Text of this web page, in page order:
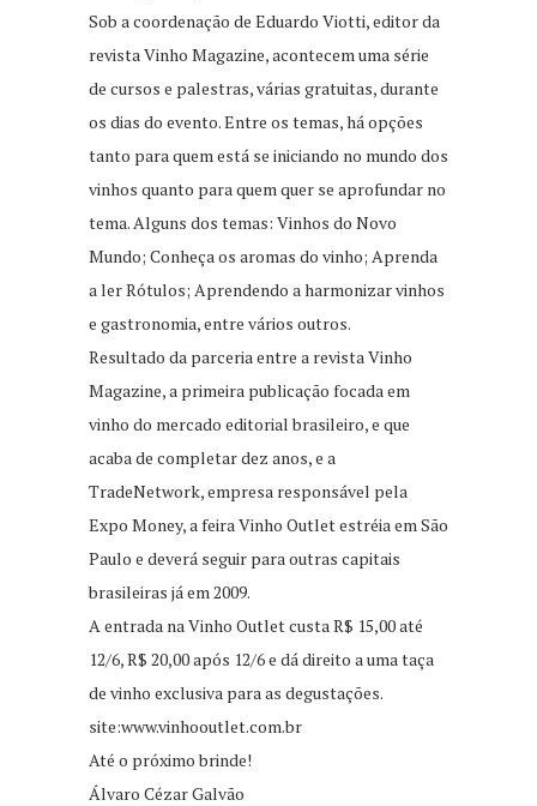
Sob a coordenação de Eduardo Viotti, editor da
revista Vinho Magazine, acontecem uma série
de cursos e palestras, várias gratuitas, durante
os dias do evento. Entre os temas, há opções
tanto para quem está se iniciando no mundo dos
vinhos quanto para quem quer se aprofundar no
tema. Alguns dos temas: Vinhos do Novo
Mundo; Conheça os aromas do vinho; Aprenda
a ler Rótulos; Aprendendo a harmonizar vinhos
e gastronomia, entre vários outros.
Resultado da parceria entre a revista Vinho
Magazine, a primeira publicação focada em
vinho do mercado editorial brasileiro, e que
acaba de completar dez anos, e a
TradeNetwork, empresa responsável pela
Expo Money, a feira Vinho Outlet estréia em São
Paulo e deverá seguir para outras capitais
brasileiras já em 2009.
A entrada na Vinho Outlet custa R$ 15,00 até
12/6, R$ 20,00 após 12/6 e dá direito a uma taça
de vinho exclusiva para as degustações.
site:www.vinhooutlet.com.br
Até o próximo brinde!
Álvaro Cézar Galvão